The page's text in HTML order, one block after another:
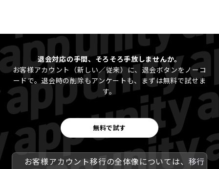
退会対応の手間、そろそろ手放しませんか。
お客様アカウント（新しい／従来）に、退会ボタンをノーコ
ードで。退会時の削除もアンケートも、まずは無料で試せま
す。
無料で試す
お客様アカウント移行の全体像については、 移行